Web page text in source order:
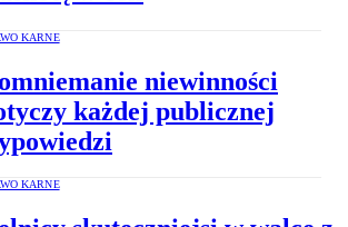
KARNE
niewinności
każdej publicznej
KARNE